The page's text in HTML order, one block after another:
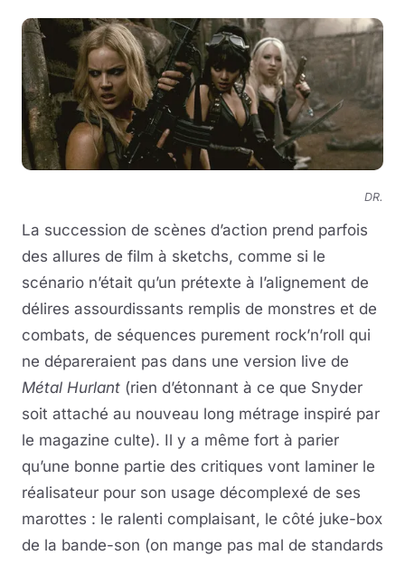
DR.
La succession de scènes d’action prend parfois
des allures de film à sketchs, comme si le
scénario n’était qu’un prétexte à l’alignement de
délires assourdissants remplis de monstres et de
combats, de séquences purement rock’n’roll qui
ne dépareraient pas dans une version live de
Métal Hurlant (rien d’étonnant à ce que Snyder
soit attaché au nouveau long métrage inspiré par
le magazine culte). Il y a même fort à parier
qu’une bonne partie des critiques vont laminer le
réalisateur pour son usage décomplexé de ses
marottes : le ralenti complaisant, le côté juke-box
de la bande-son (on mange pas mal de standards